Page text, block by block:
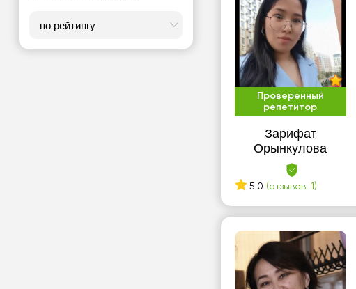
Проверенный
репетитор
Зарифат
Орынкулова
5.0 (отзывов: 1)